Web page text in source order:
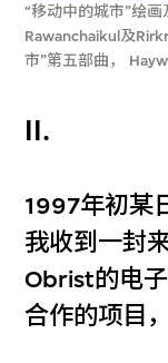
“移动中的城市”绘
Rawanchaikul及
市”第五部曲，
II.
1997年初
我收到一封
Obrist的电
合作的项目